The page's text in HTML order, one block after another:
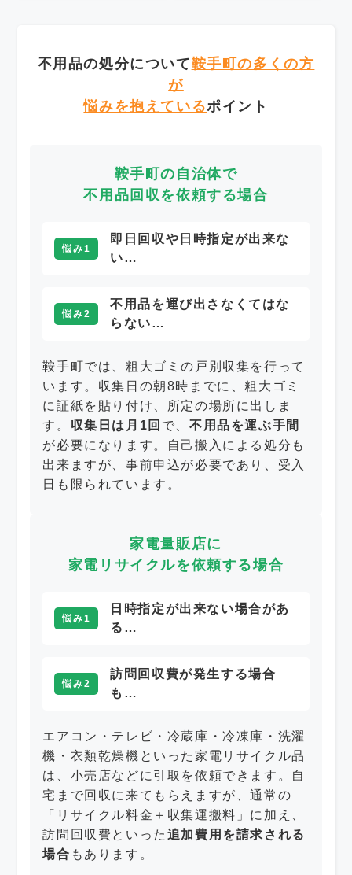
不用品の処分について鞍手町の多くの方
が
悩みを抱えているポイント
鞍手町の自治体で
不用品回収を依頼する場合
悩み1
即日回収や日時指定が出来な
い…
悩み2
不用品を運び出さなくてはな
らない…
鞍手町では、粗大ゴミの戸別収集を行って
います。収集日の朝8時までに、粗大ゴミ
に証紙を貼り付け、所定の場所に出しま
す。 収集日は月1回 で、不用品を運ぶ手間
が必要になります。自己搬入による処分も
出来ますが、事前申込が必要であり、受入
日も限られています。
家電量販店に
家電リサイクルを依頼する場合
悩み1
日時指定が出来ない場合があ
る…
悩み2
訪問回収費が発生する場合
も…
エアコン・テレビ・冷蔵庫・冷凍庫・洗濯
機・衣類乾燥機といった家電リサイクル品
は、小売店などに引取を依頼できます。自
宅まで回収に来てもらえますが、通常の
「リサイクル料金＋収集運搬料」に加え、
訪問回収費といった 追加費用を請求される
場合 もあります。